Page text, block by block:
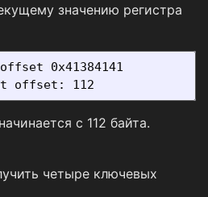
значению регистра
0x41384141
с 112 байта.
четыре ключевых